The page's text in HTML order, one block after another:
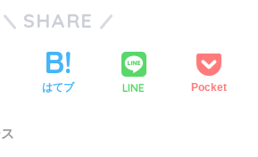
SHARE
はてブ LINE Pocket